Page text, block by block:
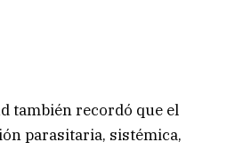
también recordó que el
parasitaria, sistémica,